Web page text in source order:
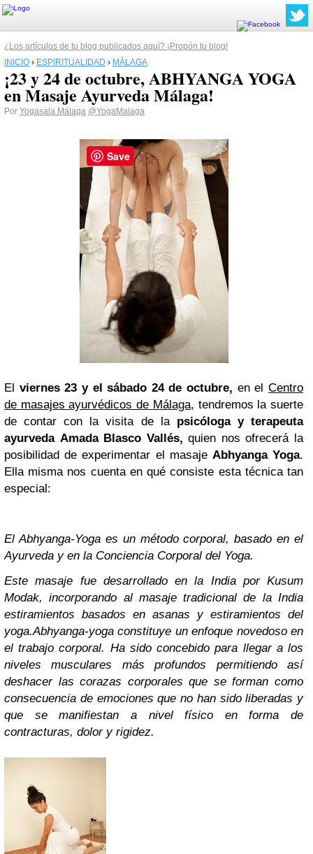
¿Los artículos de tu blog publicados aquí? ¡Propón tu blog!
INICIO › ESPIRITUALIDAD › MÁLAGA
¡23 y 24 de octubre, ABHYANGA YOGA
en Masaje Ayurveda Málaga!
Por Yogasala Málaga @YogaMalaga
El viernes 23 y el sábado 24 de octubre, en elCentro
de masajes ayurvédicos de Málaga, tendremos la suerte
de contar con la visita de la psicóloga y terapeuta
ayurveda Amada Blasco Vallés, quien nos ofrecerá la
posibilidad de experimentar el masaje Abhyanga Yoga.
Ella misma nos cuenta en qué consiste esta técnica tan
especial:
El Abhyanga-Yoga es un método corporal, basado en el
Ayurveda y en la Conciencia Corporal del Yoga.
Este masaje fue desarrollado en la India por Kusum
Modak, incorporando al masaje tradicional de la India
estiramientos basados en asanas y estiramientos del
yoga.Abhyanga-yoga constituye un enfoque novedoso en
el trabajo corporal. Ha sido concebido para llegar a los
niveles musculares más profundos permitiendo así
deshacer las corazas corporales que se forman como
consecuencia de emociones que no han sido liberadas y
que se manifiestan a nivel físico en forma de
contracturas, dolor y rigidez.
Save